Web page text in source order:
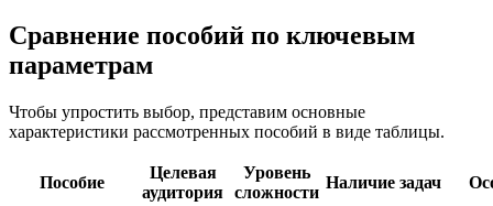
Сравнение пособий по ключевым
параметрам
Чтобы упростить выбор, представим основные
характеристики рассмотренных пособий в виде таблицы.
Пособие
Целевая
аудитория
Уровень
сложности
Наличие задач